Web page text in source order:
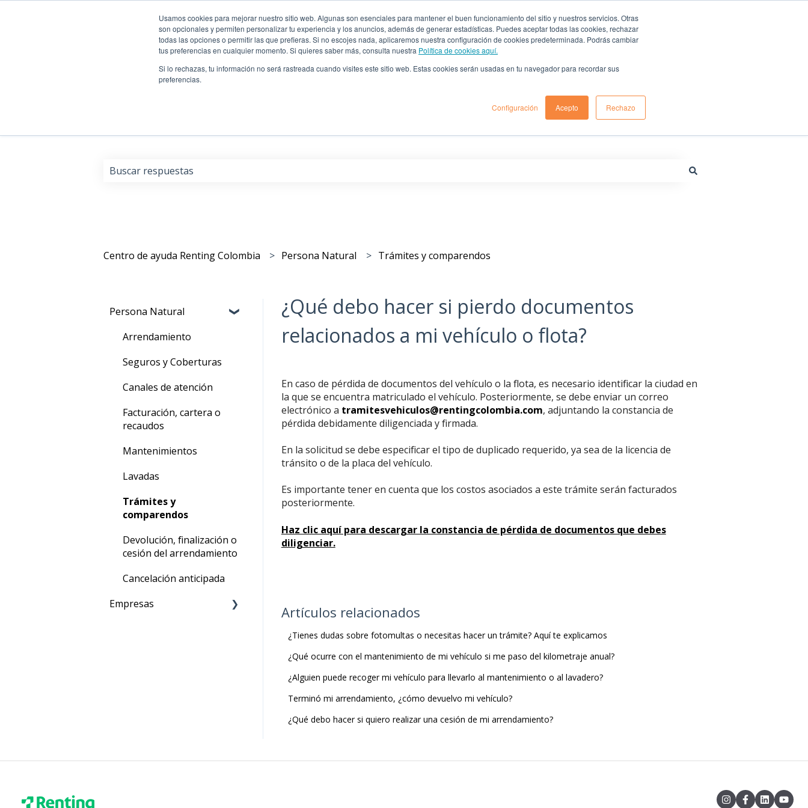
Usamos cookies para mejorar nuestro sitio web. Algunas son esenciales para mantener el buen funcionamiento del sitio y nuestros servicios. Otras
son opcionales y permiten personalizar tu experiencia y los anuncios, además de generar estadísticas. Puedes aceptar todas las cookies, rechazar
todas las opciones o permitir las que prefieras. Si no escojes nada, aplicaremos nuestra configuración de cookies predeterminada. Podrás cambiar
tus preferencias en cualquier momento. Si quieres saber más, consulta nuestra Política de cookies aquí.
Si lo rechazas, tu información no será rastreada cuando visites este sitio web. Estas cookies serán usadas en tu navegador para recordar sus
preferencias.
Configuración Acepto Rechazo
Centro de ayuda de Renting Colombia
Centro de ayuda Renting Colombia Persona Natural Trámites y comparendos
¿Qué debo hacer si pierdo documentos
relacionados a mi vehículo o flota?
En caso de pérdida de documentos del vehículo o la flota, es necesario identificar la ciudad en
la que se encuentra matriculado el vehículo. Posteriormente, se debe enviar un correo
electrónico a tramitesvehiculos@rentingcolombia.com, adjuntando la constancia de
pérdida debidamente diligenciada y firmada.
En la solicitud se debe especificar el tipo de duplicado requerido, ya sea de la licencia de
tránsito o de la placa del vehículo.
Es importante tener en cuenta que los costos asociados a este trámite serán facturados
posteriormente.
Haz clic aquí para descargar la constancia de pérdida de documentos que debes
diligenciar.
Artículos relacionados
¿Tienes dudas sobre fotomultas o necesitas hacer un trámite? Aquí te explicamos ​
¿Qué ocurre con el mantenimiento de mi vehículo si me paso del kilometraje anual?
¿Alguien puede recoger mi vehículo para llevarlo al mantenimiento o al lavadero?
Terminó mi arrendamiento, ¿cómo devuelvo mi vehículo?
¿Qué debo hacer si quiero realizar una cesión de mi arrendamiento?
Persona Natural
Arrendamiento
Seguros y Coberturas
Canales de atención
Facturación, cartera o
recaudos
Mantenimientos
Lavadas
Trámites y
comparendos
Devolución, finalización o
cesión del arrendamiento
Cancelación anticipada
Empresas